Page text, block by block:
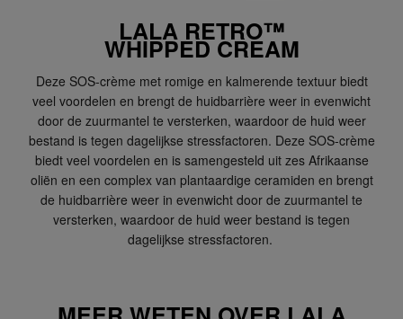
LALA RETRO™
WHIPPED CREAM
Deze SOS-crème met romige en kalmerende textuur biedt
veel voordelen en brengt de huidbarrière weer in evenwicht
door de zuurmantel te versterken, waardoor de huid weer
bestand is tegen dagelijkse stressfactoren. Deze SOS-crème
biedt veel voordelen en is samengesteld uit zes Afrikaanse
oliën en een complex van plantaardige ceramiden en brengt
de huidbarrière weer in evenwicht door de zuurmantel te
versterken, waardoor de huid weer bestand is tegen
dagelijkse stressfactoren.